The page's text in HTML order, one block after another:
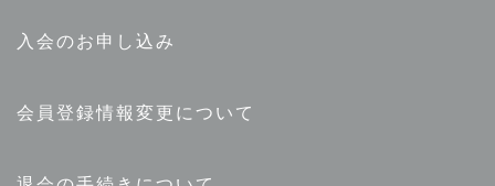
入会のお申し込み
会員登録情報変更について